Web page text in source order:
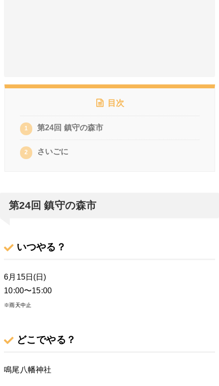
目次
1 第24回 鎮守の森市
2 さいごに
第24回 鎮守の森市
いつやる？
6月15日(日)
10:00〜15:00
※雨天中止
どこでやる？
鳴尾八幡神社